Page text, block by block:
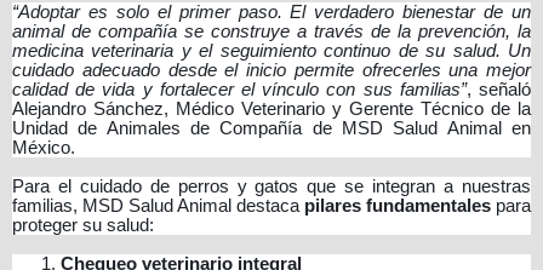
“Adoptar es solo el primer paso. El verdadero bienestar de un
animal de compañía se construye a través de la prevención, la
medicina veterinaria y el seguimiento continuo de su salud. Un
cuidado adecuado desde el inicio permite ofrecerles una mejor
calidad de vida y fortalecer el vínculo con sus familias”, señaló
Alejandro Sánchez, Médico Veterinario y Gerente Técnico de la
Unidad de Animales de Compañía de MSD Salud Animal en
México.
Para el cuidado de perros y gatos que se integran a nuestras
familias, MSD Salud Animal destaca pilares fundamentales para
proteger su salud:
Chequeo veterinario integral